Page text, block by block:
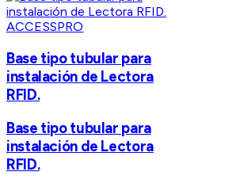
ACCESSPRO
Base tipo tubular para
instalación de Lectora
RFID.
Base tipo tubular para
instalación de Lectora
RFID.